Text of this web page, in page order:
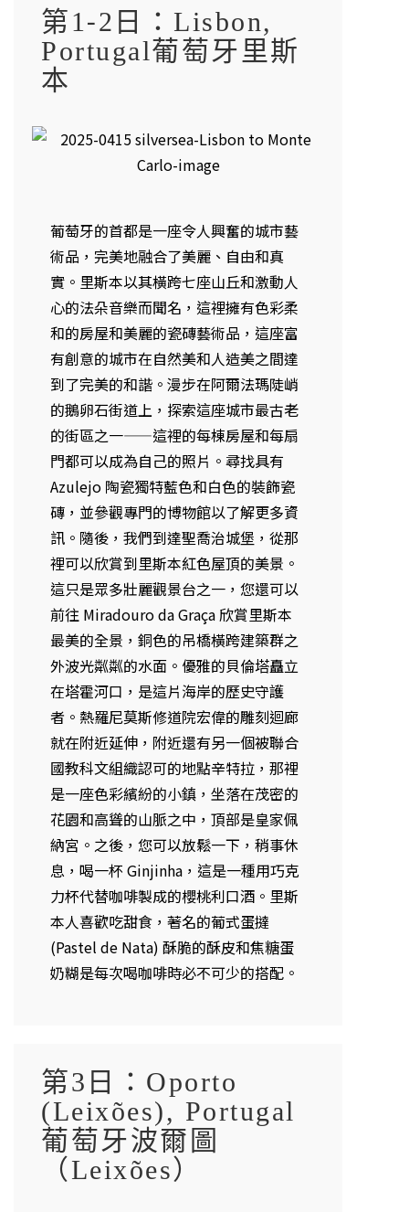
第1-2日：Lisbon,
Portugal葡萄牙里斯
本
葡萄牙的首都是一座令人興奮的城市藝
術品，完美地融合了美麗、自由和真
實。里斯本以其橫跨七座山丘和激動人
心的法朵音樂而聞名，這裡擁有色彩柔
和的房屋和美麗的瓷磚藝術品，這座富
有創意的城市在自然美和人造美之間達
到了完美的和諧。漫步在阿爾法瑪陡峭
的鵝卵石街道上，探索這座城市最古老
的街區之一——這裡的每棟房屋和每扇
門都可以成為自己的照片。尋找具有
Azulejo 陶瓷獨特藍色和白色的裝飾瓷
磚，並參觀專門的博物館以了解更多資
訊。隨後，我們到達聖喬治城堡，從那
裡可以欣賞到里斯本紅色屋頂的美景。
這只是眾多壯麗觀景台之一，您還可以
前往 Miradouro da Graça 欣賞里斯本
最美的全景，銅色的吊橋橫跨建築群之
外波光粼粼的水面。優雅的貝倫塔矗立
在塔霍河口，是這片海岸的歷史守護
者。熱羅尼莫斯修道院宏偉的雕刻迴廊
就在附近延伸，附近還有另一個被聯合
國教科文組織認可的地點辛特拉，那裡
是一座色彩繽紛的小鎮，坐落在茂密的
花園和高聳的山脈之中，頂部是皇家佩
納宮。之後，您可以放鬆一下，稍事休
息，喝一杯 Ginjinha，這是一種用巧克
力杯代替咖啡製成的櫻桃利口酒。里斯
本人喜歡吃甜食，著名的葡式蛋撻
(Pastel de Nata) 酥脆的酥皮和焦糖蛋
奶糊是每次喝咖啡時必不可少的搭配。
第3日：Oporto
(Leixões), Portugal
葡萄牙波爾圖
（Leixões）